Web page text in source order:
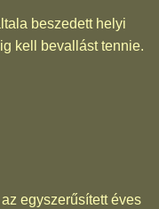
beszedett helyi
kell bevallást tennie.
egyszerűsített éves